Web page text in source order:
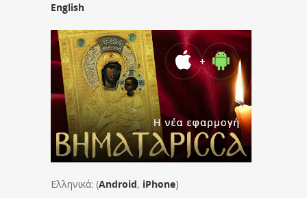
English
Ελληνικά: (Android, iPhone)